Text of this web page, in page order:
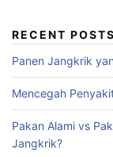
RECENT POSTS
Panen Jangkrik
Mencegah
Pakan Alami vs
Jangkrik?